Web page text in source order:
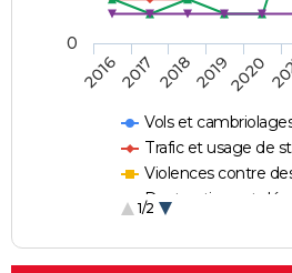
Vols et
Trafic et usage de
Violences contre
Destructions et
1/2
20162017 201820192020
0